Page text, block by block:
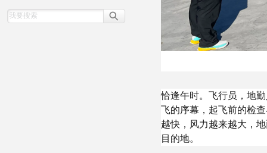
恰逢午时。飞行员，地
飞的序幕，起飞前的检
越快，风力越来越大，
目的地。